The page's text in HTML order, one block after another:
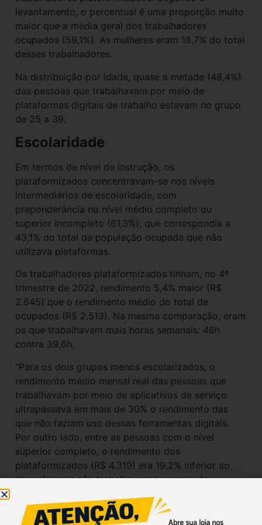
levantamento, o percentual é uma proporção muito
maior que a média geral dos trabalhadores
ocupados (59,1%). As mulheres eram 18,7% do total
desses trabalhadores.
Na distribuição por idade, quase a metade (48,4%)
das pessoas que trabalhavam por meio de
plataformas digitais de trabalho estavam no grupo
de 25 a 39.
Escolaridade
Em termos de nível de instrução, os
plataformizados concentravam-se nos níveis
intermediários de escolaridade, com
preponderância no nível médio completo ou
superior incompleto (61,3%), que correspondia a
43,1% do total da população ocupada que não
utilizava plataformas.
Os trabalhadores plataformizados tinham, no 4º
trimestre de 2022, rendimento 5,4% maior (R$
2.645) que o rendimento médio do total de
ocupados (R$ 2.513). Na mesma comparação, eram
os que trabalhavam mais horas semanais: 46h
contra 39,6h.
“Para os dois grupos menos escolarizados, o
rendimento médio mensal real das pessoas que
trabalhavam por meio de aplicativos de serviço
ultrapassava em mais de 30% o rendimento das
que não faziam uso dessas ferramentas digitais.
Por outro lado, entre as pessoas com o nível
superior completo, o rendimento dos
plataformizados (R$ 4.319) era 19,2% inferior ao
daqueles que não trabalhavam por meio de
levantamento.